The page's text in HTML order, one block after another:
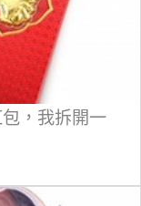
，我拆開一